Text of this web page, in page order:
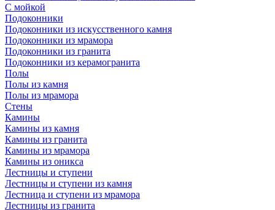
С мойкой
Подоконники
Подоконники из искусственного камня
Подоконники из мрамора
Подоконники из гранита
Подоконники из керамогранита
Полы
Полы из камня
Полы из мрамора
Стены
Камины
Камины из камня
Камины из гранита
Камины из мрамора
Камины из оникса
Лестницы и ступени
Лестницы и ступени из камня
Лестница и ступени из мрамора
Лестницы из гранита